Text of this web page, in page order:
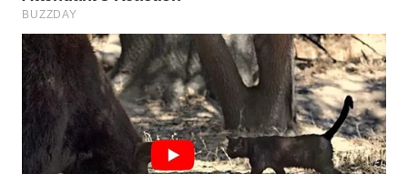
WN
INDRAMAYU
WN
KUNINGAN
WN